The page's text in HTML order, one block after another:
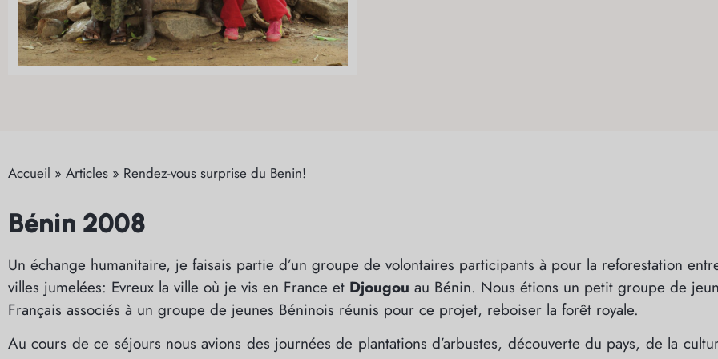
Accueil » Articles » Rendez-vous surprise du Benin!
Bénin 2008
Un échange humanitaire, je faisais partie d’un groupe de volontaires participants à pour la reforestation
villes jumelées: Evreux la ville où je vis en France et Djougou au Bénin. Nous étions un petit groupe de
Français associés à un groupe de jeunes Béninois réunis pour ce projet, reboiser la forêt royale.
Au cours de ce séjours nous avions des journées de plantations d’arbustes, découverte du pays, de la